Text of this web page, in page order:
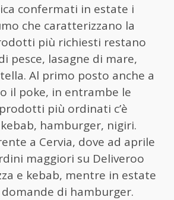
confermati in estate i
che caratterizzano la
più richiesti restano
pesce, lasagne di mare,
Al primo posto anche a
il poke, in entrambe le
più ordinati c’è
hamburger, nigiri.
a Cervia, dove ad aprile
maggiori su Deliveroo
e kebab, mentre in estate
di hamburger.